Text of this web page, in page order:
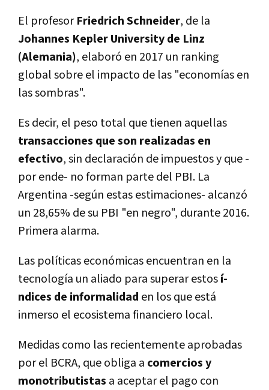
El profesorFriedrich Schneider, de la
Johannes Kepler University de Linz
(Alemania), elaboró en 2017 un ranking
global sobre el impacto de las "economí­as en
las sombras".
Es decir, el peso total que tienen aquellas
transacciones que son realizadas en
efectivo, sin declaración de impuestos y que -
por ende- no forman parte del PBI. La
Argentina -según estas estimaciones- alcanzó
un 28,65% de su PBI "en negro", durante 2016.
Primera alarma.
Las polí­ticas económicas encuentran en la
tecnologí­a un aliado para superar estosí­
ndices de informalidad en los que está
inmerso el ecosistema financiero local.
Medidas como las recientemente aprobadas
por el BCRA, que obliga a comercios y
monotributistas a aceptar el pago con